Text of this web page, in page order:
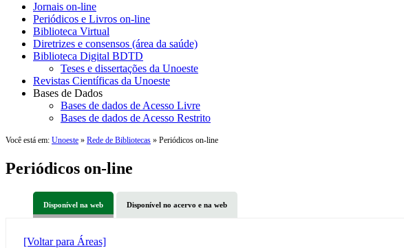
Jornais on-line
Periódicos e Livros on-line
Biblioteca Virtual
Diretrizes e consensos (área da saúde)
Biblioteca Digital BDTD
Teses e dissertações da Unoeste
Revistas Científicas da Unoeste
Bases de Dados
Bases de dados de Acesso Livre
Bases de dados de Acesso Restrito
Você está em: Unoeste » Rede de Bibliotecas » Periódicos on-line
Periódicos on-line
Disponível na web Disponível no acervo e na web
[Voltar para Áreas]